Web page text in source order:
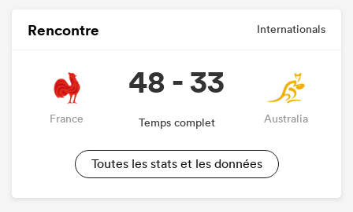
Rencontre Internationals
France
48 - 33
Temps complet Australia
Toutes les stats et les données